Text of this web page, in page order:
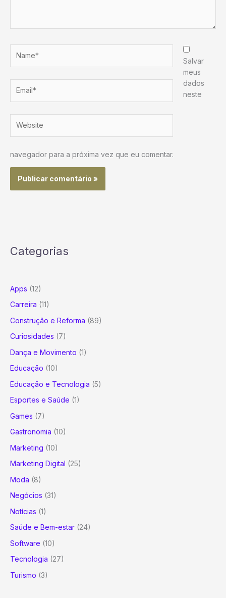
Salvar
meus
dados
neste
navegador para a próxima vez que eu comentar.
Categorias
Apps (12)
Carreira (11)
Construção e Reforma (89)
Curiosidades (7)
Dança e Movimento (1)
Educação (10)
Educação e Tecnologia (5)
Esportes e Saúde (1)
Games (7)
Gastronomia (10)
Marketing (10)
Marketing Digital (25)
Moda (8)
Negócios (31)
Notícias (1)
Saúde e Bem-estar (24)
Software (10)
Tecnologia (27)
Turismo (3)